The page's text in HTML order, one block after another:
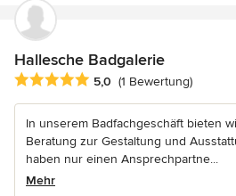
Hallesche Badgalerie
Durchschnittliche Bewertung: 5 von
5,0 (1 Bewertung)
In unserem Badfachgeschäft bieten
Beratung zur Gestaltung und
haben nur einen Ansprechpartne...
Mehr